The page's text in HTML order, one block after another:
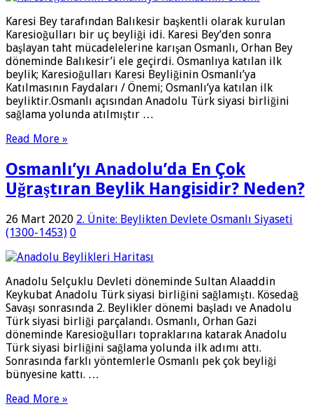
Karesi Bey tarafından Balıkesir başkentli olarak kurulan
Karesioğulları bir uç beyliği idi. Karesi Bey’den sonra
başlayan taht mücadelelerine karışan Osmanlı, Orhan Bey
döneminde Balıkesir’i ele geçirdi. Osmanlıya katılan ilk
beylik; Karesioğulları Karesi Beyliğinin Osmanlı’ya
Katılmasının Faydaları / Önemi; Osmanlı’ya katılan ilk
beyliktir.Osmanlı açısından Anadolu Türk siyasi birliğini
sağlama yolunda atılmıştır …
Read More »
Osmanlı’yı Anadolu’da En Çok
Uğraştıran Beylik Hangisidir? Neden?
26 Mart 2020 2. Ünite: Beylikten Devlete Osmanlı Siyaseti
(1300-1453) 0
Anadolu Selçuklu Devleti döneminde Sultan Alaaddin
Keykubat Anadolu Türk siyasi birliğini sağlamıştı. Kösedağ
Savaşı sonrasında 2. Beylikler dönemi başladı ve Anadolu
Türk siyasi birliği parçalandı. Osmanlı, Orhan Gazi
döneminde Karesioğulları topraklarına katarak Anadolu
Türk siyasi birliğini sağlama yolunda ilk adımı attı.
Sonrasında farklı yöntemlerle Osmanlı pek çok beyliği
bünyesine kattı. …
Read More »